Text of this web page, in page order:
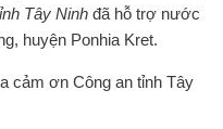
Tây Ninh đã hỗ trợ nước
huyện Ponhia Kret.